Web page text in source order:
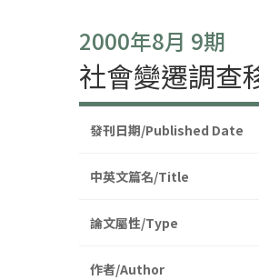
2000年8月 9期
社會變遷調查
發刊日期/Published Date
中英文篇名/Title
論文屬性/Type
作者/Author